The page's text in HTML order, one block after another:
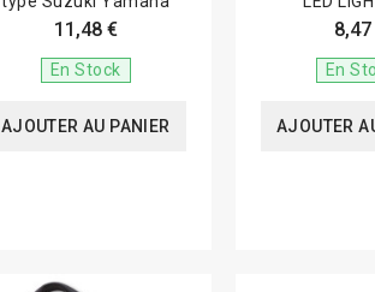
11,48 €
En Stock
AJOUTER AU PANIER
En
AJOUTER